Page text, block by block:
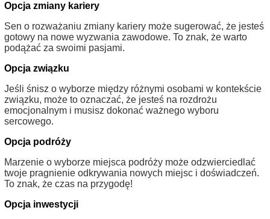
Opcja zmiany kariery
Sen o rozważaniu zmiany kariery może sugerować, że jesteś
gotowy na nowe wyzwania zawodowe. To znak, że warto
podążać za swoimi pasjami.
Opcja związku
Jeśli śnisz o wyborze między różnymi osobami w kontekście
związku, może to oznaczać, że jesteś na rozdrożu
emocjonalnym i musisz dokonać ważnego wyboru
sercowego.
Opcja podróży
Marzenie o wyborze miejsca podróży może odzwierciedlać
twoje pragnienie odkrywania nowych miejsc i doświadczeń.
To znak, że czas na przygodę!
Opcja inwestycji